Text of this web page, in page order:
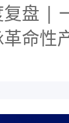
复盘 |
命性